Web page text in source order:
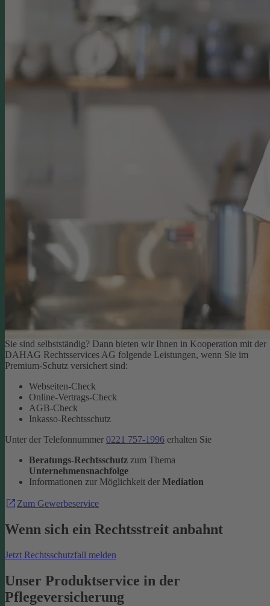
Sie sind selbstständig? Dann bieten wir Ihnen in Kooperation mit der
DAHAG Rechtsservices AG folgende Leistungen, wenn Sie im
Premium-Schutz versichert sind:
Webseiten-Check
Online-Vertrags-Check
AGB-Check
Inkasso-Rechtsschutz
Unter der Telefonnummer 0221 757-1996 erhalten Sie
Beratungs-Rechtsschutz zum Thema
Unternehmensnachfolge
Informationen zur Möglichkeit der Mediation
Zum Gewerbeservice
Wenn sich ein Rechtsstreit anbahnt
Jetzt Rechtsschutzfall melden
Unser Produktservice in der
Pflegeversicherung